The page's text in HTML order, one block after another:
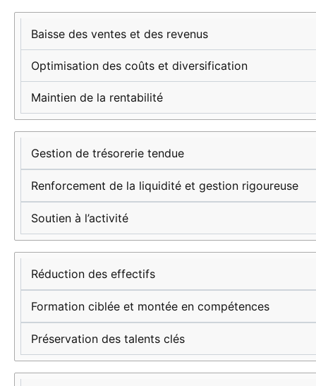
Défis en phase
de
ralentissement
Mesures
d’adaptation
Impact
attendu
Baisse des ventes et des revenus
Optimisation des coûts et diversification
Maintien de la rentabilité
Gestion de trésorerie tendue
Renforcement de la liquidité et gestion rigoureuse
Soutien à l’activité
Réduction des effectifs
Formation ciblée et montée en compétences
Préservation des talents clés